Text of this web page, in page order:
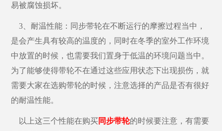
易被腐蚀损坏。
3、耐温性能：同步带轮在不断运行的摩擦过程当中，
是会产生具有较高的温度的，同时在冬季的室外工作环境
中放置的时候，也需要我们置身于低温的环境问题当中。
为了能够使得带轮不在通过这些应用状态下出现损伤，就
需要大家在选购带轮的时候，注意选择的产品是否有很好
的耐温性能。
以上这三个性能在购买同步带轮的时候要注意，有需要